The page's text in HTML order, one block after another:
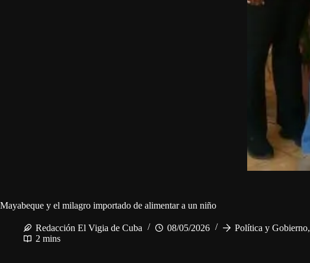
Mayabeque y el milagro importado de alimentar a un niño
Redacción El Vigia de Cuba 08/05/2026 Política y Gobierno,
2 mins